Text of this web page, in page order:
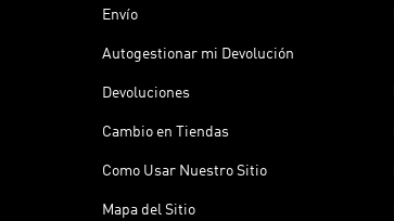
Envío
Autogestionar mi Devolución
Devoluciones
Cambio en Tiendas
Como Usar Nuestro Sitio
Mapa del Sitio